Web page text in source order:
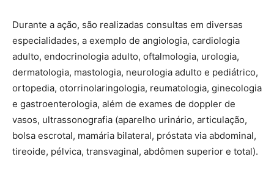
Durante a ação, são realizadas consultas em diversas
especialidades, a exemplo de angiologia, cardiologia
adulto, endocrinologia adulto, oftalmologia, urologia,
dermatologia, mastologia, neurologia adulto e pediátrico,
ortopedia, otorrinolaringologia, reumatologia, ginecologia
e gastroenterologia, além de exames de doppler de
vasos, ultrassonografia (aparelho urinário, articulação,
bolsa escrotal, mamária bilateral, próstata via abdominal,
tireoide, pélvica, transvaginal, abdômen superior e total).